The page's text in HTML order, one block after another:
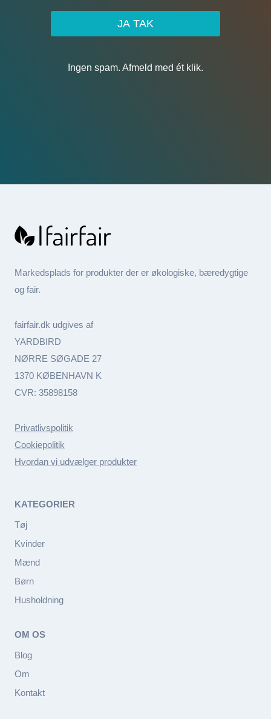
JA TAK
Ingen spam. Afmeld med ét klik.
Markedsplads for produkter der er økologiske, bæredygtige
og fair.
fairfair.dk udgives af
YARDBIRD
NØRRE SØGADE 27
1370 KØBENHAVN K
CVR: 35898158
Privatlivspolitik
Cookiepolitik
Hvordan vi udvælger produkter
KATEGORIER
Tøj
Kvinder
Mænd
Børn
Husholdning
OM OS
Blog
Om
Kontakt